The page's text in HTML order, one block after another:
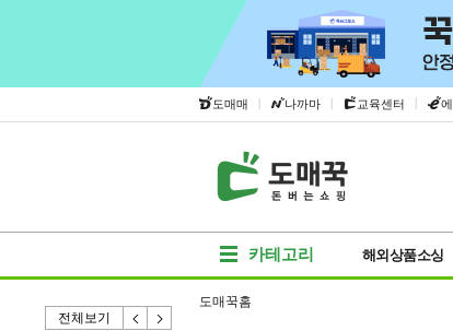
도매매 | 나까마 | 교육센터 |
카테고리 해외상품소싱
전체보기
도매꾹홈